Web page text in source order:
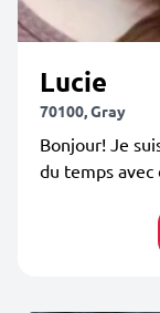
Lucie
70100, Gray
Bonjour! Je
du temps avec